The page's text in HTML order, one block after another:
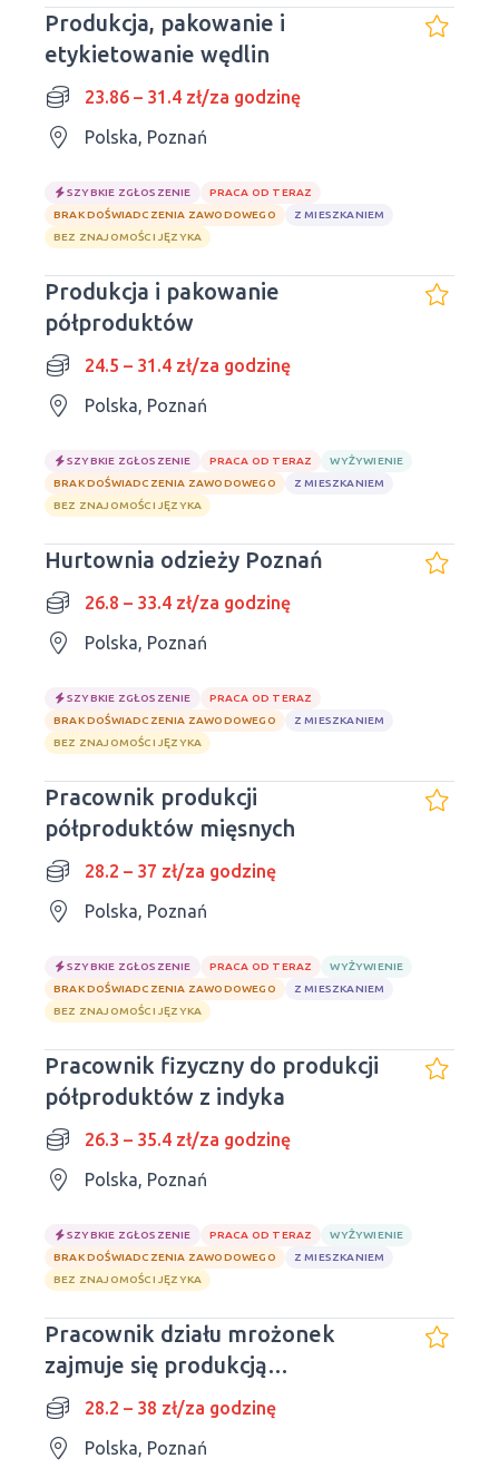
Produkcja, pakowanie i
etykietowanie wędlin
23.86 – 31.4 zł/za godzinę
Polska, Poznań
SZYBKIE ZGŁOSZENIE
PRACA OD TERAZ
BRAK DOŚWIADCZENIA ZAWODOWEGO
Z MIESZKANIEM
BEZ ZNAJOMOŚCI JĘZYKA
Produkcja i pakowanie
półproduktów
24.5 – 31.4 zł/za godzinę
Polska, Poznań
SZYBKIE ZGŁOSZENIE PRACA OD TERAZ
WYŻYWIENIE
BRAK DOŚWIADCZENIA ZAWODOWEGO
Z MIESZKANIEM
BEZ ZNAJOMOŚCI JĘZYKA
Hurtownia odzieży Poznań
26.8 – 33.4 zł/za godzinę
Polska, Poznań
SZYBKIE ZGŁOSZENIE
PRACA OD TERAZ
BRAK DOŚWIADCZENIA ZAWODOWEGO
Z MIESZKANIEM
BEZ ZNAJOMOŚCI JĘZYKA
Pracownik produkcji
półproduktów mięsnych
28.2 – 37 zł/za godzinę
Polska, Poznań
SZYBKIE ZGŁOSZENIE PRACA OD TERAZ
WYŻYWIENIE
BRAK DOŚWIADCZENIA ZAWODOWEGO
Z MIESZKANIEM
BEZ ZNAJOMOŚCI JĘZYKA
Pracownik fizyczny do produkcji
półproduktów z indyka
26.3 – 35.4 zł/za godzinę
Polska, Poznań
SZYBKIE ZGŁOSZENIE PRACA OD TERAZ
WYŻYWIENIE
BRAK DOŚWIADCZENIA ZAWODOWEGO
Z MIESZKANIEM
BEZ ZNAJOMOŚCI JĘZYKA
Pracownik działu mrożonek
zajmuje się produkcją
półproduktów z indyka
28.2 – 38 zł/za godzinę
Polska, Poznań